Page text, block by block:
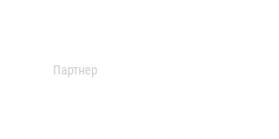
Партнер